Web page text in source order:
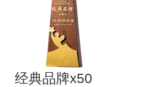
经典品牌x50